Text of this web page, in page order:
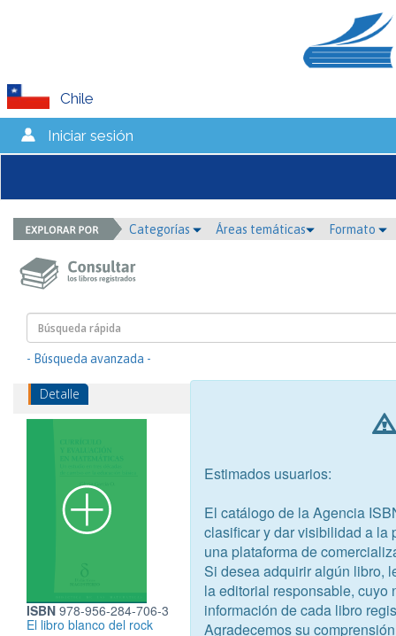
Chile
Iniciar sesión
Categorías Áreas temáticas Formato
- Búsqueda avanzada -
Detalle
ISBN 978-956-284-706-3
El libro blanco del rock
Estimados usuarios:
El catálogo de la Agencia
clasificar y dar visibilidad a la
una plataforma de
Si desea adquirir algún libro,
la editorial responsable, cuyo
información de cada libro
Agradecemos su